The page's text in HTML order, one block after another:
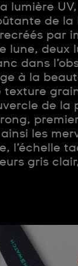
lumière
de la
par
lune, deux
dans
à la
texture
de la
les
l’échelle
gris